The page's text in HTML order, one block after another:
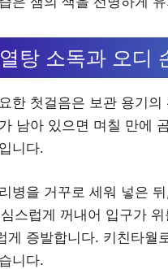
탕 소독과 오디
한 첫걸음은 보관 용기
남아 있으면 며칠 만에
니다.
병을 거꾸로 세워 넣은
스럽게 꺼내어 입구가
게 증발합니다. 키친타월
니다.